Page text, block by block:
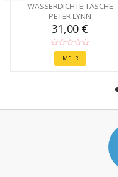
WASSERDICHTE TASCHE
PETER LYNN
31,00 €
MEHR